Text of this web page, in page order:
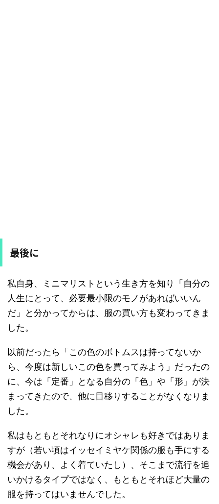
最後に
私自身、ミニマリストという生き方を知り「自分の
人生にとって、必要最小限のモノがあればいいん
だ」と分かってからは、服の買い方も変わってきま
した。
以前だったら「この色のボトムスは持ってないか
ら、今度は新しいこの色を買ってみよう」だったの
に、今は「定番」となる自分の「色」や「形」が決
まってきたので、他に目移りすることがなくなりま
した。
私はもともとそれなりにオシャレも好きではありま
すが（若い頃はイッセイミヤケ関係の服も手にする
機会があり、よく着ていたし）、そこまで流行を追
いかけるタイプではなく、もともとそれほど大量の
服を持ってはいませんでした。